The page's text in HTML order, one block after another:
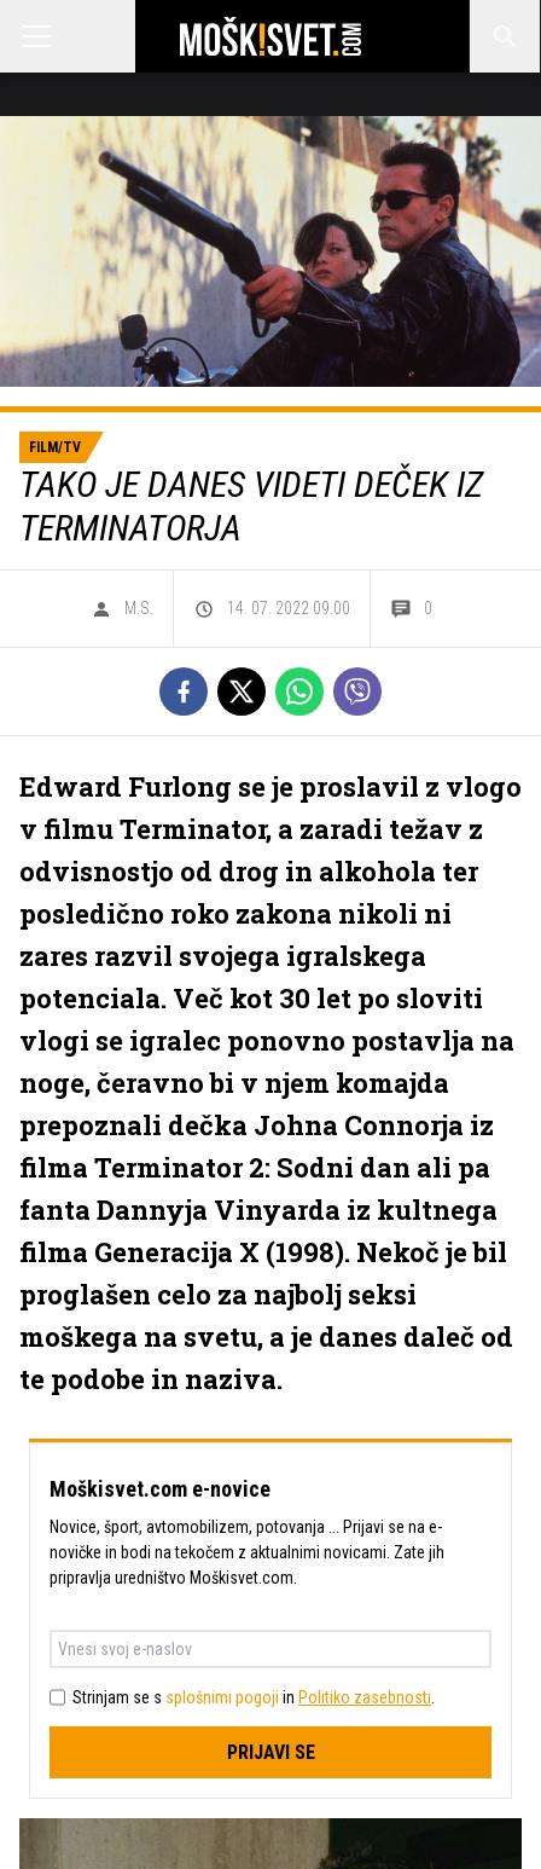
FILM/TV
TAKO JE DANES VIDETI DEČEK IZ
TERMINATORJA
M.S. 14. 07. 2022 09.00 0
Edward Furlong se je proslavil z vlogo
v filmu Terminator, a zaradi težav z
odvisnostjo od drog in alkohola ter
posledično roko zakona nikoli ni
zares razvil svojega igralskega
potenciala. Več kot 30 let po sloviti
vlogi se igralec ponovno postavlja na
noge, čeravno bi v njem komajda
prepoznali dečka Johna Connorja iz
filma Terminator 2: Sodni dan ali pa
fanta Dannyja Vinyarda iz kultnega
filma Generacija X (1998). Nekoč je bil
proglašen celo za najbolj seksi
moškega na svetu, a je danes daleč od
te podobe in naziva.
Moškisvet.com e-novice
Novice, šport, avtomobilizem, potovanja ... Prijavi se na e-
novičke in bodi na tekočem z aktualnimi novicami. Zate jih
pripravlja uredništvo Moškisvet.com.
Strinjam se s splošnimi pogoji in Politiko zasebnosti
PRIJAVI SE